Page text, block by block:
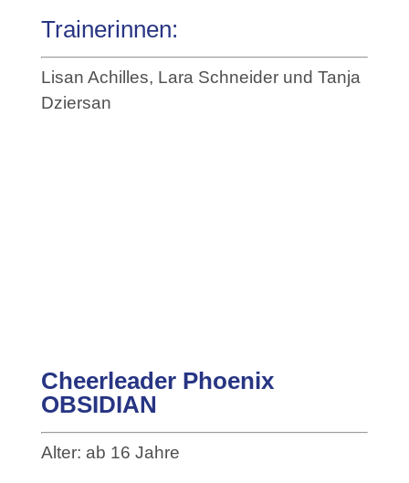
Trainerinnen:
Lisan Achilles, Lara Schneider und Tanja
Dziersan
Cheerleader Phoenix
OBSIDIAN
Alter: ab 16 Jahre